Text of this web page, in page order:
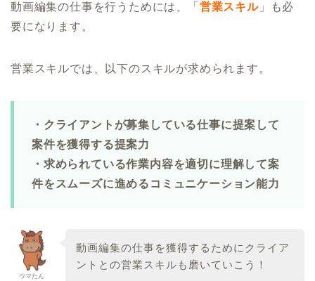
動画編集の仕事を行うためには、「 営業スキル」も必
要になります。
営業スキルでは、以下のスキルが求められます。
・クライアントが募集している仕事に提案して
案件を獲得する提案力
・求められている作業内容を適切に理解して案
件をスムーズに進めるコミュニケーション能力
ウマたん
動画編集の仕事を獲得するためにクライア
ントとの営業スキルも磨いていこう！